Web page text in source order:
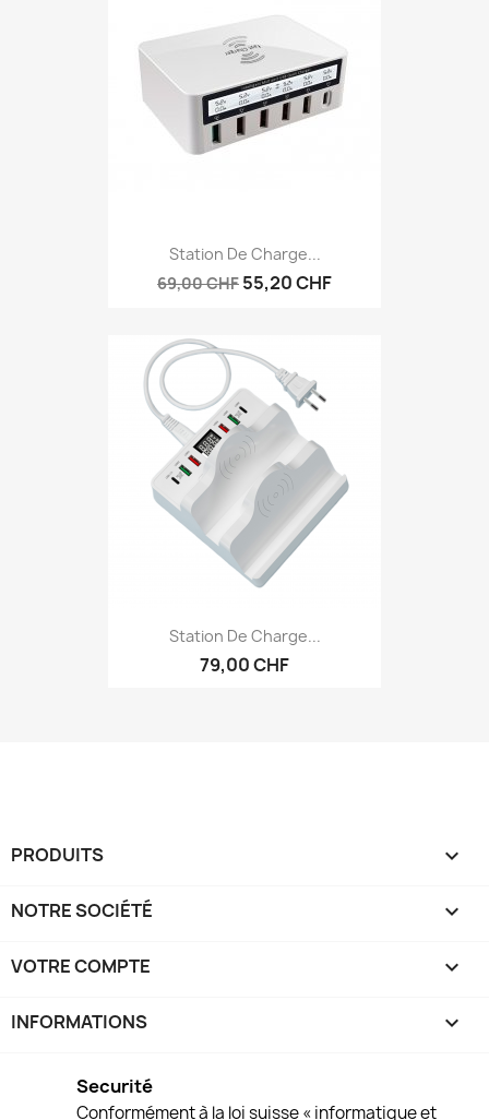
Station De Charge...
69,00 CHF 55,20 CHF
Station De Charge...
79,00 CHF
PRODUITS 
NOTRE SOCIÉTÉ 
VOTRE COMPTE 
INFORMATIONS keyboard_arrow_down
Securité
Conformément à la loi suisse « informatique et